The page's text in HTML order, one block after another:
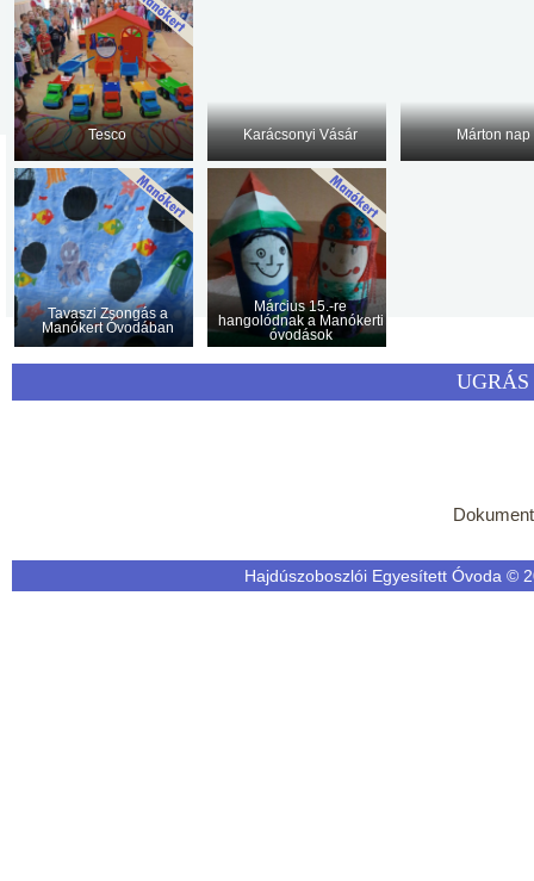
Tesco Karácsonyi Vásár Márton nap
Tavaszi Zsongás a
Manókert Óvodában
Március 15.-re
hangolódnak a Manókerti
óvodások
Hajdúszoboszlói Egyesített Óvoda ©